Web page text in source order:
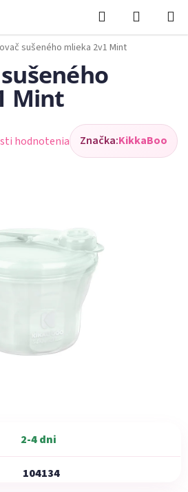
Hľadať
KOŠÍK
sušeného mlieka 2v1 Mint
2-4 dni
104134
Mint
hodnotenia Značka:KikkaBoo